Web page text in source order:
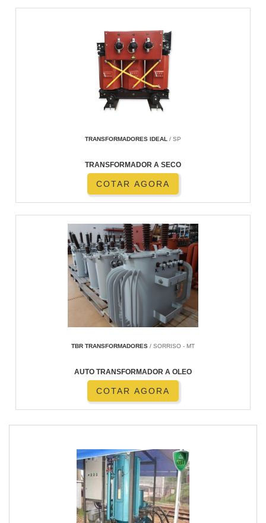
TRANSFORMADORES IDEAL / SP
TRANSFORMADOR A SECO
COTAR AGORA
TBR TRANSFORMADORES / SORRISO - MT
AUTO TRANSFORMADOR A OLEO
COTAR AGORA